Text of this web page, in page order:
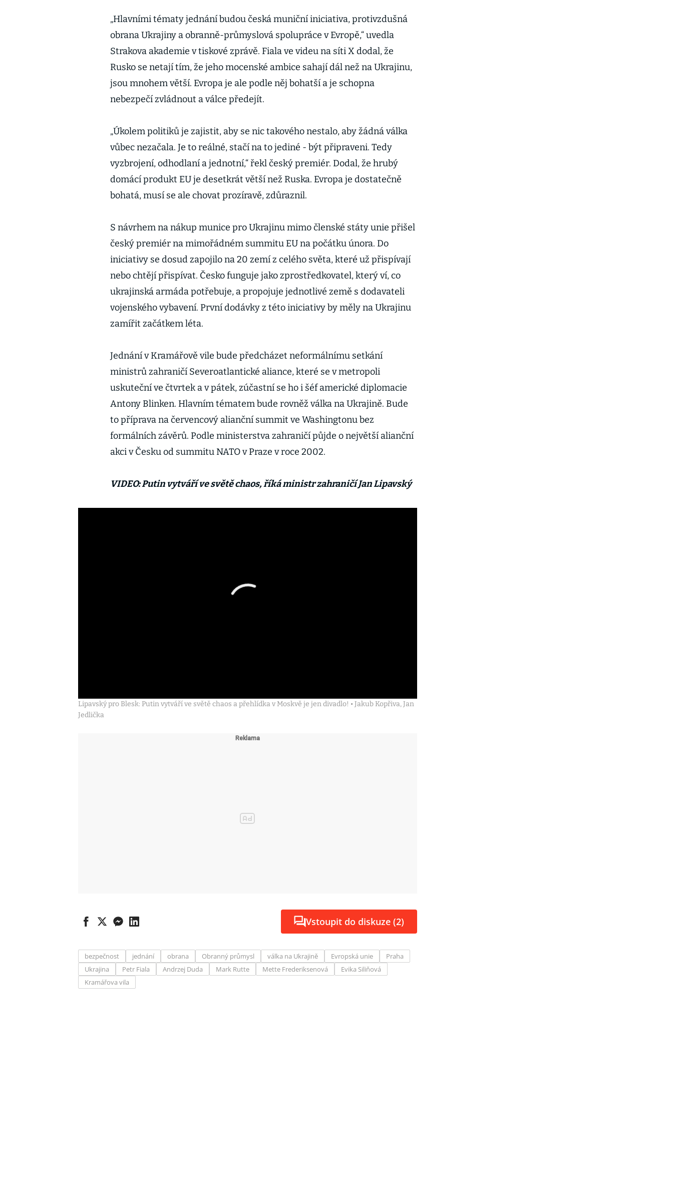
„Hlavními tématy jednání budou česká muniční iniciativa, protivzdušná
obrana Ukrajiny a obranně-průmyslová spolupráce v Evropě,“ uvedla
Strakova akademie v tiskové zprávě. Fiala ve videu na síti X dodal, že
Rusko se netají tím, že jeho mocenské ambice sahají dál než na Ukrajinu,
jsou mnohem větší. Evropa je ale podle něj bohatší a je schopna
nebezpečí zvládnout a válce předejít.
„Úkolem politiků je zajistit, aby se nic takového nestalo, aby žádná válka
vůbec nezačala. Je to reálné, stačí na to jediné - být připraveni. Tedy
vyzbrojení, odhodlaní a jednotní,“ řekl český premiér. Dodal, že hrubý
domácí produkt EU je desetkrát větší než Ruska. Evropa je dostatečně
bohatá, musí se ale chovat prozíravě, zdůraznil.
S návrhem na nákup munice pro Ukrajinu mimo členské státy unie přišel
český premiér na mimořádném summitu EU na počátku února. Do
iniciativy se dosud zapojilo na 20 zemí z celého světa, které už přispívají
nebo chtějí přispívat. Česko funguje jako zprostředkovatel, který ví, co
ukrajinská armáda potřebuje, a propojuje jednotlivé země s dodavateli
vojenského vybavení. První dodávky z této iniciativy by měly na Ukrajinu
zamířit začátkem léta.
Jednání v Kramářově vile bude předcházet neformálnímu setkání
ministrů zahraničí Severoatlantické aliance, které se v metropoli
uskuteční ve čtvrtek a v pátek, zúčastní se ho i šéf americké diplomacie
Antony Blinken. Hlavním tématem bude rovněž válka na Ukrajině. Bude
to příprava na červencový alianční summit ve Washingtonu bez
formálních závěrů. Podle ministerstva zahraničí půjde o největší alianční
akci v Česku od summitu NATO v Praze v roce 2002.
VIDEO: Putin vytváří ve světě chaos, říká ministr zahraničí Jan Lipavský
Lipavský pro Blesk: Putin vytváří ve světě chaos a přehlídka v Moskvě je jen divadlo! • Jakub Kopřiva, Jan
Jedlička
Vstoupit do diskuze (2)
bezpečnost jednání obrana Obranný průmysl válka na Ukrajině Evropská unie
Praha
Ukrajina
Petr Fiala Andrzej Duda Mark Rutte Mette Frederiksenová
Evika Siliňová
Kramářova vila